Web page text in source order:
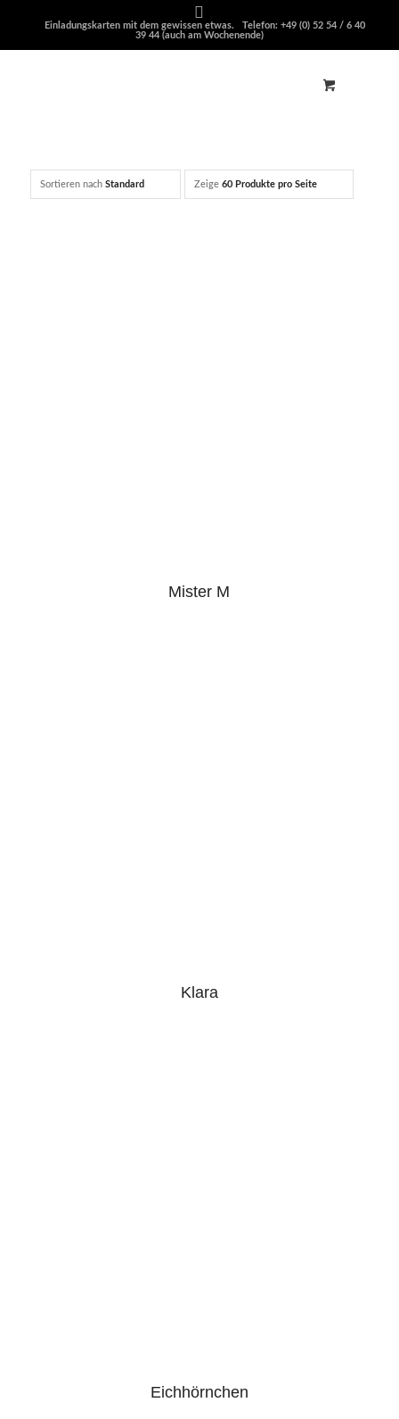
Einladungskarten mit dem gewissen etwas. Telefon: +49 (0) 52 54 / 6 40
39 44 (auch am Wochenende)
Sortieren nach Standard Zeige 60 Produkte pro Seite
Mister M
Klara
Eichhörnchen